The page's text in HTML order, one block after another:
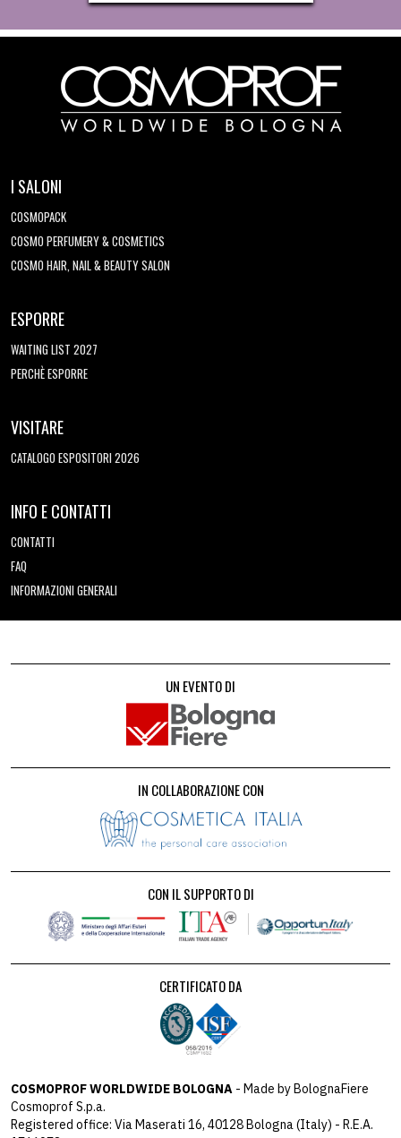
I SALONI
COSMOPACK
COSMO PERFUMERY & COSMETICS
COSMO HAIR, NAIL & BEAUTY SALON
ESPORRE
WAITING LIST 2027
PERCHÈ ESPORRE
VISITARE
CATALOGO ESPOSITORI 2026
INFO E CONTATTI
CONTATTI
FAQ
INFORMAZIONI GENERALI
UN EVENTO DI
IN COLLABORAZIONE CON
CON IL SUPPORTO DI
CERTIFICATO DA
COSMOPROF WORLDWIDE BOLOGNA - Made by BolognaFiere
Cosmoprof S.p.a.
Registered office: Via Maserati 16, 40128 Bologna (Italy) - R.E.A.